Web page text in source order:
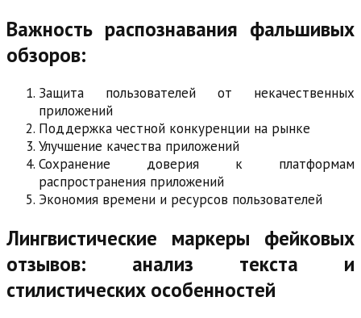
Важность распознавания фальшивых
обзоров:
Защита пользователей от некачественных
приложений
Поддержка честной конкуренции на рынке
Улучшение качества приложений
Сохранение доверия к платформам
распространения приложений
Экономия времени и ресурсов пользователей
Лингвистические маркеры фейковых
отзывов: анализ текста и
стилистических особенностей